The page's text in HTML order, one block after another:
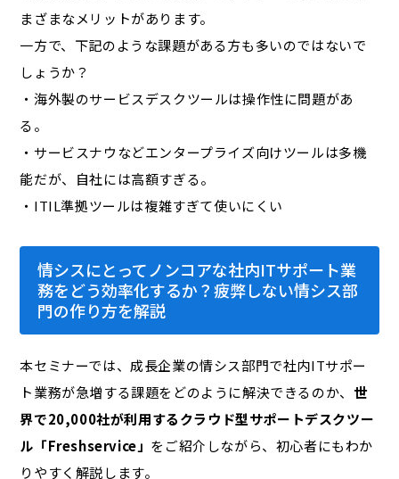
まざまなメリットがあります。
一方で、下記のような課題がある方も多いのではないで
しょうか？
・海外製のサービスデスクツールは操作性に問題があ
る。
・サービスナウなどエンタープライズ向けツールは多機
能だが、自社には高額すぎる。
・ITIL準拠ツールは複雑すぎて使いにくい
情シスにとってノンコアな社内ITサポート業
務をどう効率化するか？疲弊しない情シス部
門の作り方を解説
本セミナーでは、成長企業の情シス部門で社内ITサポー
ト業務が急増する課題をどのように解決できるのか、 世
界で20,000社が利用するクラウド型サポートデスクツー
ル「Freshservice」 をご紹介しながら、初心者にもわか
りやすく解説します。